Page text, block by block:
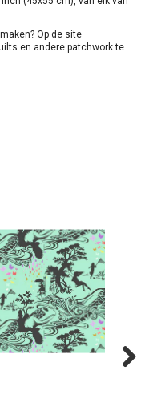
Op de site
en andere patchwork te